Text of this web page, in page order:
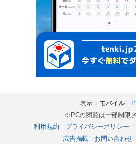
表示： モバイル｜
※PCの閲覧は一部制限
利用規約 - プライバシーポリシー -
広告掲載- お問い合わせ-